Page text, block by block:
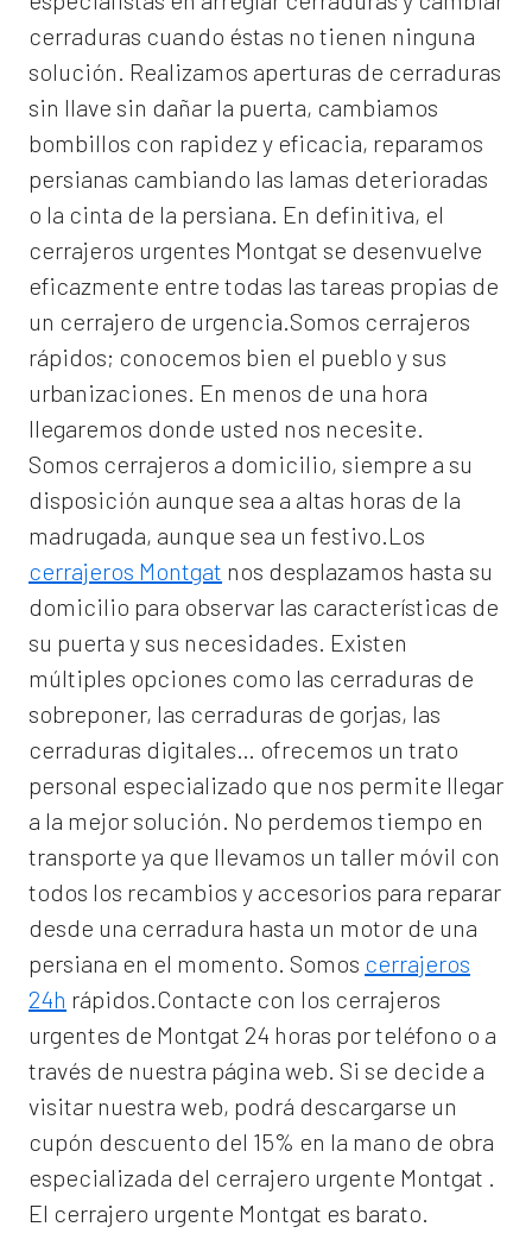
cerraduras cuando éstas no tienen ninguna
solución. Realizamos aperturas de cerraduras
sin llave sin dañar la puerta, cambiamos
bombillos con rapidez y eficacia, reparamos
persianas cambiando las lamas deterioradas
o la cinta de la persiana. En definitiva, el
cerrajeros urgentes Montgat se desenvuelve
eficazmente entre todas las tareas propias de
un cerrajero de urgencia.Somos cerrajeros
rápidos; conocemos bien el pueblo y sus
urbanizaciones. En menos de una hora
llegaremos donde usted nos necesite.
Somos cerrajeros a domicilio, siempre a su
disposición aunque sea a altas horas de la
madrugada, aunque sea un festivo.Los
cerrajeros Montgat nos desplazamos hasta su
domicilio para observar las características de
su puerta y sus necesidades. Existen
múltiples opciones como las cerraduras de
sobreponer, las cerraduras de gorjas, las
cerraduras digitales… ofrecemos un trato
personal especializado que nos permite llegar
a la mejor solución. No perdemos tiempo en
transporte ya que llevamos un taller móvil con
todos los recambios y accesorios para reparar
desde una cerradura hasta un motor de una
persiana en el momento. Somos cerrajeros
24h rápidos.Contacte con los cerrajeros
urgentes de Montgat 24 horas por teléfono o a
través de nuestra página web. Si se decide a
visitar nuestra web, podrá descargarse un
cupón descuento del 15% en la mano de obra
especializada del cerrajero urgente Montgat .
El cerrajero urgente Montgat es barato.